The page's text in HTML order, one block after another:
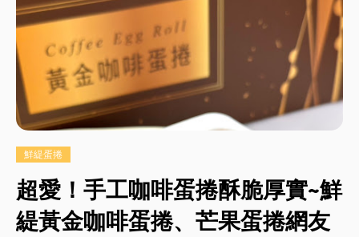
鮮緹蛋捲
超愛！手工咖啡蛋捲酥脆厚實~鮮
緹黃金咖啡蛋捲、芒果蛋捲網友